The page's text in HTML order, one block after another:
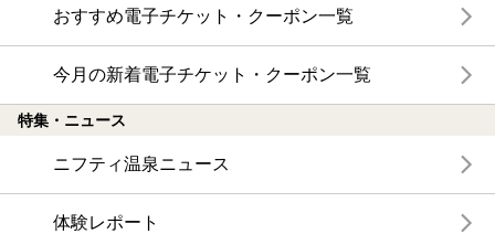
おすすめ電子チケット・クーポン一覧
今月の新着電子チケット・クーポン一覧
特集・ニュース
ニフティ温泉ニュース
体験レポート